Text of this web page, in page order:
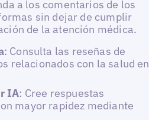
a los comentarios de los
sin dejar de cumplir
de la atención médica.
: Consulta las reseñas de
relacionados con la salud en
IA: Cree respuestas
mayor rapidez mediante